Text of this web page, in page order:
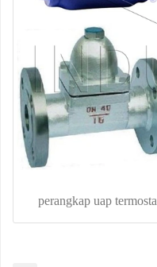
perangkap uap